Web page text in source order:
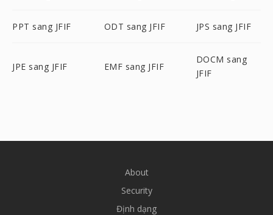
PPT sang JFIF ODT sang JFIF JPS sang JFIF
JPE sang JFIF EMF sang JFIF
DOCM sang
JFIF
About
Security
Định dạng